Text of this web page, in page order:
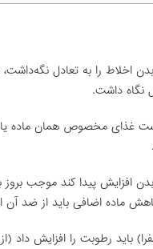
اخلاط را به تعادل نگه‌داشت،
نگاه داشت.
غذای مخصوص همان ماده یا
افزایش پیدا کند موجب
ماده اضافی باید از ضد آن
باید رطوبت را افزایش داد